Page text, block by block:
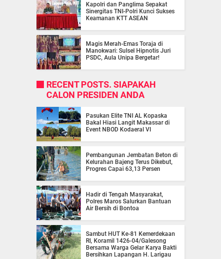
Kapolri dan Panglima Sepakat
Sinergitas TNI-Polri Kunci Sukses
Keamanan KTT ASEAN
Magis Merah-Emas Toraja di
Manokwari: Sulsel Hipnotis Juri
PSDC, Aula Unipa Bergetar!
RECENT POSTS. SIAPAKAH
CALON PRESIDEN ANDA
Pasukan Elite TNI AL Kopaska
Bakal Hiasi Langit Makassar di
Event NBOD Kodaeral VI
Pembangunan Jembatan Beton di
Kelurahan Bajeng Terus Dikebut,
Progres Capai 63,13 Persen
Hadir di Tengah Masyarakat,
Polres Maros Salurkan Bantuan
Air Bersih di Bontoa
Sambut HUT Ke-81 Kemerdekaan
RI, Koramil 1426-04/Galesong
Bersama Warga Gelar Karya Bakti
Bersihkan Lapangan H. Larigau